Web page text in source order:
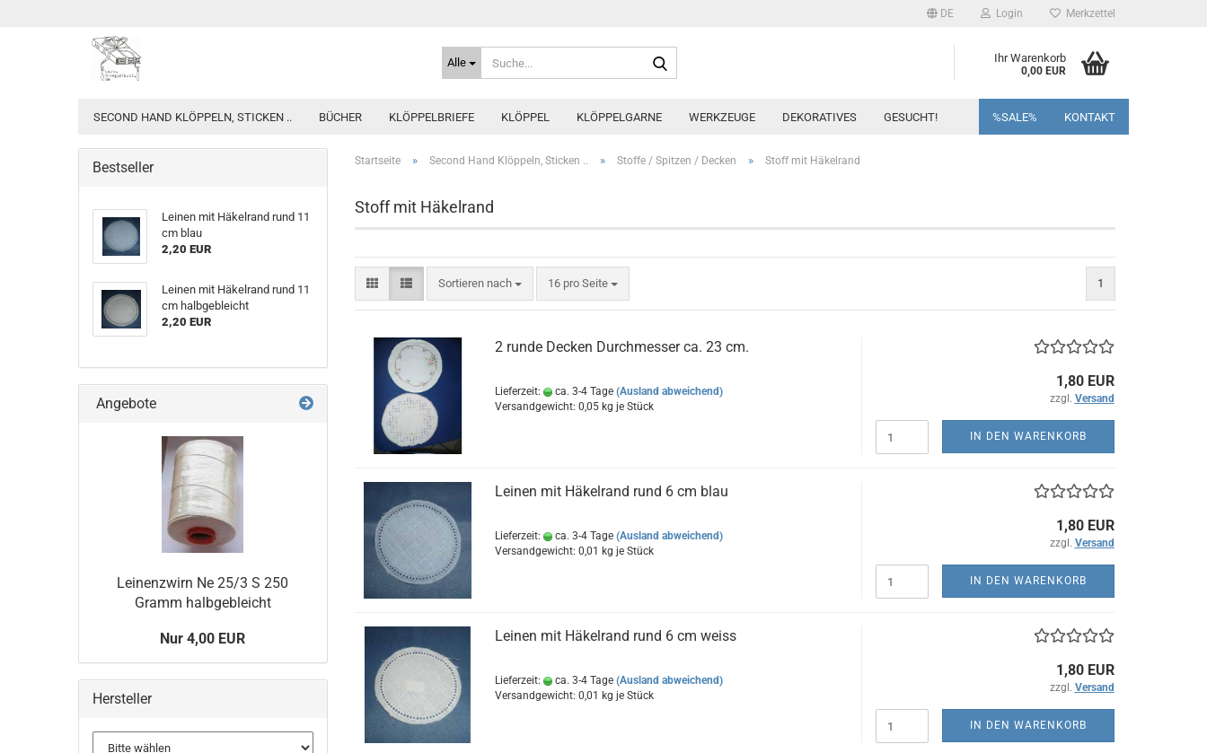
DE Login Merkzettel
Alle Ihr Warenkorb
0,00 EUR
SECOND HAND KLÖPPELN, STICKEN .. BÜCHER KLÖPPELBRIEFE KLÖPPEL KLÖPPELGARNE WERKZEUGE DEKORATIVES GESUCHT! %SALE% KONTAKT
Startseite » Second Hand Klöppeln, Sticken .. » Stoffe / Spitzen / Decken » Stoff mit Häkelrand
Stoff mit Häkelrand
Sortieren nach
Sortieren nach 16 pro Seite
pro Seite 1
2 runde Decken Durchmesser ca. 23 cm.
Lieferzeit: ca. 3-4 Tage (Ausland abweichend)
Versandgewicht: 0,05kg je Stück
1,80 EUR
zzgl. Versand
IN DEN WARENKORB
Leinen mit Häkelrand rund 6 cm blau
Lieferzeit: ca. 3-4 Tage (Ausland abweichend)
Versandgewicht: 0,01 kg je Stück
1,80 EUR
zzgl. Versand
IN DEN WARENKORB
Leinen mit Häkelrand rund 6 cm weiss
Lieferzeit: ca. 3-4 Tage (Ausland abweichend)
Versandgewicht: 0,01 kg je Stück
1,80 EUR
zzgl. Versand
IN DEN WARENKORB
Bestseller
Leinen mit Häkelrand rund 11
cm blau
2,20 EUR
Leinen mit Häkelrand rund 11
cm halbgebleicht
2,20 EUR
Angebote
Leinenzwirn Ne 25/3 S 250
Gramm halbgebleicht
Nur 4,00 EUR
Hersteller